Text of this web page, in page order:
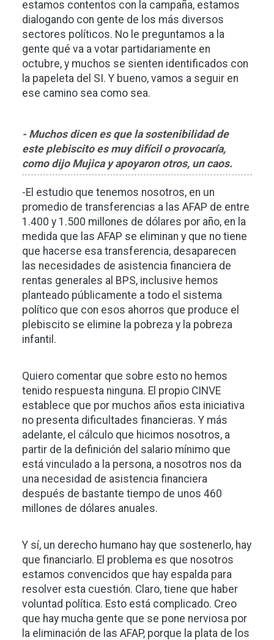
estamos contentos con la campaña, estamos
dialogando con gente de los más diversos
sectores políticos. No le preguntamos a la
gente qué va a votar partidariamente en
octubre, y muchos se sienten identificados con
la papeleta del SI. Y bueno, vamos a seguir en
ese camino sea como sea.
- Muchos dicen es que la sostenibilidad de
este plebiscito es muy difícil o provocaría,
como dijo Mujica y apoyaron otros, un caos.
-El estudio que tenemos nosotros, en un
promedio de transferencias a las AFAP de entre
1.400 y 1.500 millones de dólares por año, en la
medida que las AFAP se eliminan y que no tiene
que hacerse esa transferencia, desaparecen
las necesidades de asistencia financiera de
rentas generales al BPS, inclusive hemos
planteado públicamente a todo el sistema
político que con esos ahorros que produce el
plebiscito se elimine la pobreza y la pobreza
infantil.
Quiero comentar que sobre esto no hemos
tenido respuesta ninguna. El propio CINVE
establece que por muchos años esta iniciativa
no presenta dificultades financieras. Y más
adelante, el cálculo que hicimos nosotros, a
partir de la definición del salario mínimo que
está vinculado a la persona, a nosotros nos da
una necesidad de asistencia financiera
después de bastante tiempo de unos 460
millones de dólares anuales.
Y sí, un derecho humano hay que sostenerlo, hay
que financiarlo. El problema es que nosotros
estamos convencidos que hay espalda para
resolver esta cuestión. Claro, tiene que haber
voluntad política. Esto está complicado. Creo
que hay mucha gente que se pone nerviosa por
la eliminación de las AFAP, porque la plata de los